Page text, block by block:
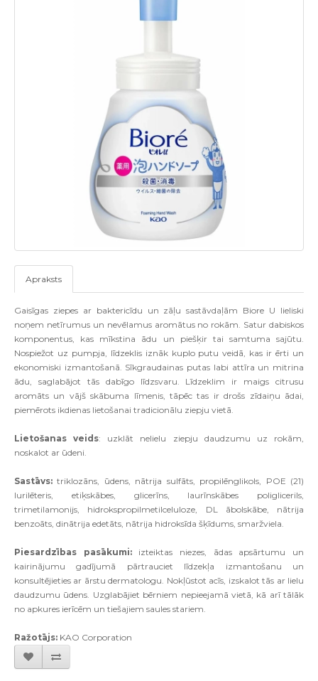
Apraksts
Gaisīgas ziepes ar baktericīdu un zāļu sastāvdaļām Biore U lieliski
noņem netīrumus un nevēlamus aromātus no rokām. Satur dabiskos
komponentus, kas mīkstina ādu un piešķir tai samtuma sajūtu.
Nospiežot uz pumpja, līdzeklis iznāk kuplo putu veidā, kas ir ērti un
ekonomiski izmantošanā. Sīkgraudainas putas labi attīra un mitrina
ādu, saglabājot tās dabīgo līdzsvaru. Līdzeklim ir maigs citrusu
aromāts un vājš skābuma līmenis, tāpēc tas ir drošs zīdaiņu ādai,
piemērots ikdienas lietošanai tradicionālu ziepju vietā.
Lietošanas veids: uzklāt nelielu ziepju daudzumu uz rokām,
noskalot ar ūdeni.
Sastāvs: triklozāns, ūdens, nātrija sulfāts, propilēnglikols, POE (21)
lurilēteris, etiķskābes, glicerīns, laurīnskābes poliglicerils,
trimetilamonijs, hidrokspropilmetilceluloze, DL ābolskābe, nātrija
benzoāts, dinātrija edetāts, nātrija hidroksīda šķīdums, smaržviela.
Piesardzības pasākumi:izteiktas niezes, ādas apsārtumu un
kairinājumu gadījumā pārtrauciet līdzekļa izmantošanu un
konsultējieties ar ārstu dermatologu. Nokļūstot acīs, izskalot tās ar lielu
daudzumu ūdens. Uzglabājiet bērniem nepieejamā vietā, kā arī tālāk
no apkures ierīcēm un tiešajiem saules stariem.
Ražotājs: KAO Corporation